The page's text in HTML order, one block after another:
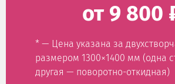
от 9 800
* — Цена указана за
размером 1300×1400 мм (одна
другая — поворотно-откидная)